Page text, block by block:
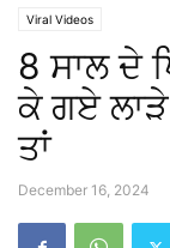
Viral Videos
8 ਸਾਲ ਦੇ
ਕੇ ਗਏ ਲਾੜੇ
ਤਾਂ
December 16, 2024